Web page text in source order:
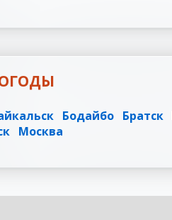
Бодайбо Братск
Москва